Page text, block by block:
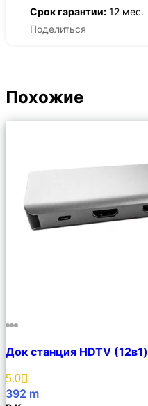
Срок гарантии: 12 мес.
Поделиться
Похожие
Описание
Избранное
Док станция HDTV (12в1)
5.0
392 m